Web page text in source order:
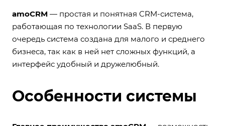
amoCRM — простая и понятная CRM-система,
работающая по технологии SaaS. В первую
очередь система создана для малого и среднего
бизнеса, так как в ней нет сложных функций, а
интерфейс удобный и дружелюбный.
Особенности системы